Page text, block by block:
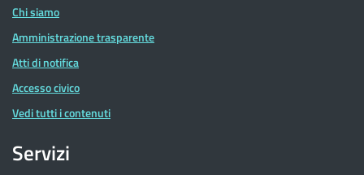
Chi siamo
Amministrazione trasparente
Atti di notifica
Accesso civico
Vedi tutti i contenuti
Servizi